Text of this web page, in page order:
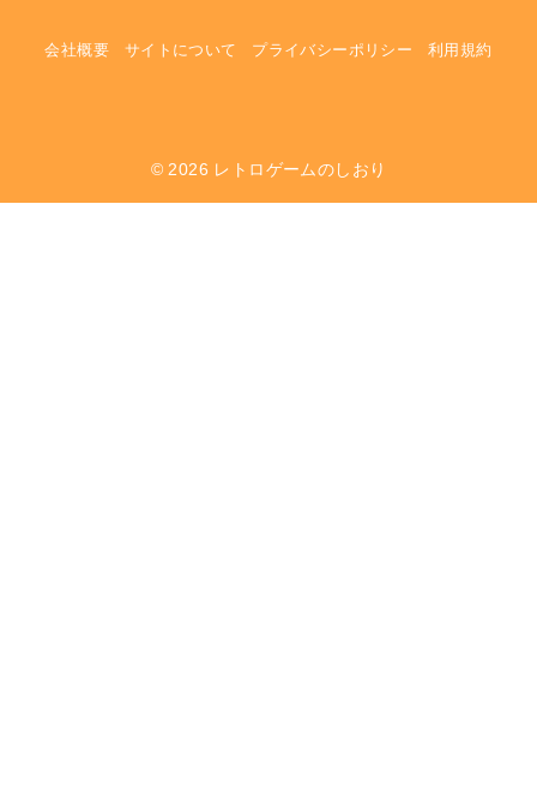
会社概要 サイトについて プライバシーポリシー 利用規約
© 2026 レトロゲームのしおり